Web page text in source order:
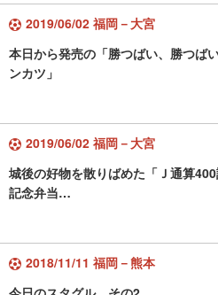
2019/06/02 福岡－大宮
本日から発売の「勝つばい、勝つば
ンカツ」
2019/06/02 福岡－大宮
城後の好物を散りばめた「Ｊ通算400
記念弁当…
2018/11/11 福岡－熊本